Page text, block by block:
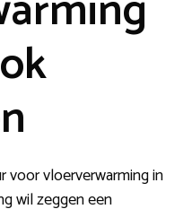
voor vloerverwarming in
wil zeggen een